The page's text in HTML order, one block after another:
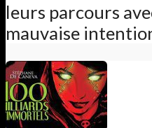
leurs parcours
mauvaise